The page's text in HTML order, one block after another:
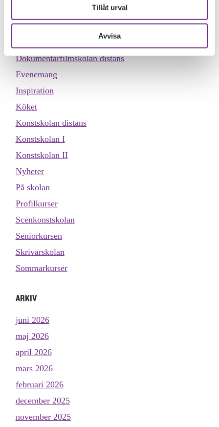
Tillåt urval
Avvisa
Designskolan
Dokumentärfilmskolan distans
Evenemang
Inspiration
Köket
Konstskolan distans
Konstskolan I
Konstskolan II
Nyheter
På skolan
Profilkurser
Scenkonstskolan
Seniorkursen
Skrivarskolan
Sommarkurser
ARKIV
juni 2026
maj 2026
april 2026
mars 2026
februari 2026
december 2025
november 2025